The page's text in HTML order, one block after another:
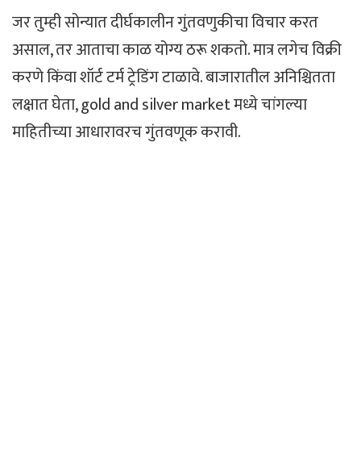
जर तुम्ही सोन्यात दीर्घकालीन गुंतवणुकीचा विचार करत
असाल, तर आताचा काळ योग्य ठरू शकतो. मात्र लगेच विक्री
करणे किंवा शॉर्ट टर्म ट्रेडिंग टाळावे. बाजारातील अनिश्चितता
लक्षात घेता, gold and silver market मध्ये चांगल्या
माहितीच्या आधारावरच गुंतवणूक करावी.